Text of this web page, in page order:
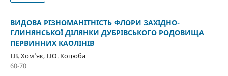
ВИДОВА РІЗНОМАНІТНІСТЬ ФЛОРИ ЗАХІДНО-
ГЛИНЯНСЬКОЇ ДІЛЯНКИ ДУБРІВСЬКОГО РОДОВИЩА
ПЕРВИННИХ КАОЛІНІВ
І.В. Хом’як, І.Ю. Коцюба
60-70